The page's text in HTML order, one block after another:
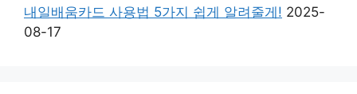
내일배움카드 사용법 5가지 쉽게 알려줄게! 2025-
08-17